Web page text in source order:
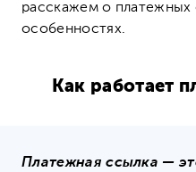
расскажем о платежных
особенностях.
Как работает
Платежная ссылка —